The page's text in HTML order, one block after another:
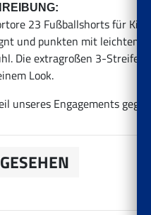
23 Fußballshorts für
und punkten mit leichtem
Die extragroßen 3-
Look.
unseres Engagements